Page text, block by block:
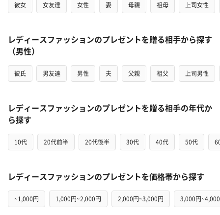
彼女 女友達 女性 妻 母親 祖母 上司女性
レディースファッションのプレゼントを贈る相手から探す
（男性）
彼氏 男友達 男性 夫 父親 祖父 上司男性
レディースファッションのプレゼントを贈る相手の年代か
ら探す
10代 20代前半 20代後半 30代 40代 50代
レディースファッションのプレゼントを価格帯から探す
~1,000円 1,000円~2,000円 2,000円~3,000円 3,000円